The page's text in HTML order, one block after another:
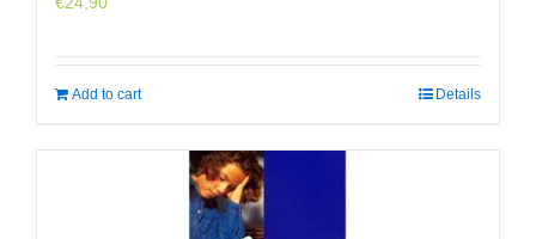
Add to cart Details